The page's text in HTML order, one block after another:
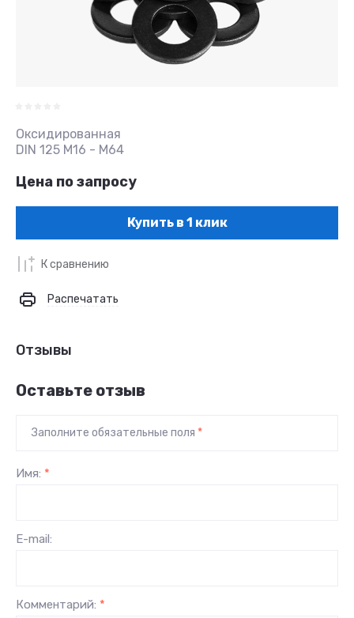
Оксидированная
DIN 125 M16 - M64
Цена по запросу
Купить в 1 клик
К сравнению
Распечатать
Отзывы
Оставьте отзыв
Заполните обязательные поля *
Имя: *
E-mail:
Комментарий: *